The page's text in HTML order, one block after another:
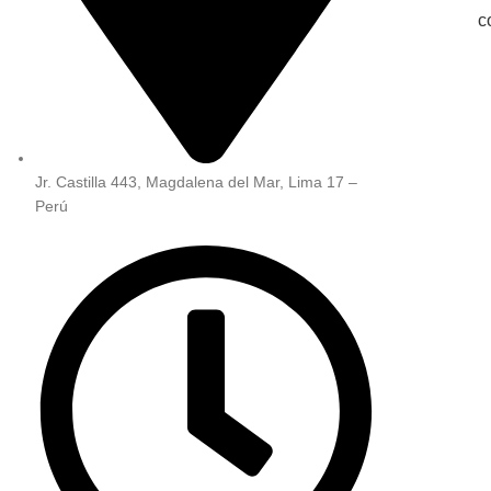
Jr. Castilla 443, Magdalena del Mar, Lima 17 –
Perú